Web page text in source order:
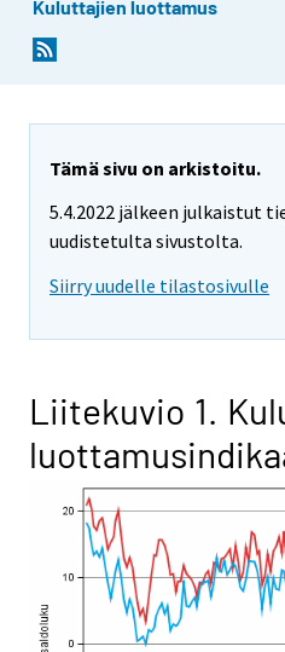
Kuluttajien luottamus
Tämä sivu on arkistoitu.
5.4.2022 jälkeen julkaistut
uudistetulta sivustolta.
Siirry uudelle tilastosivulle
Liitekuvio 1.